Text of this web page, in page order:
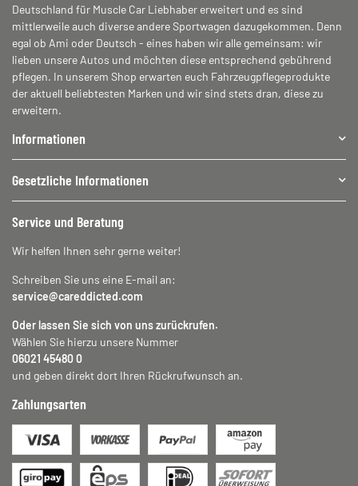
Deutschland für Muscle Car Liebhaber erweitert und es sind
mittlerweile auch diverse andere Sportwagen dazugekommen. Denn
egal ob Ami oder Deutsch - eines haben wir alle gemeinsam: wir
lieben unsere Autos und möchten diese entsprechend gebührend
pflegen. In unserem Shop erwarten euch Fahrzeugpflegeprodukte
der aktuell beliebtesten Marken und wir sind stets dran, diese zu
erweitern.
Informationen
Gesetzliche Informationen
Service und Beratung
Wir helfen Ihnen sehr gerne weiter!
Schreiben Sie uns eine E-mail an:
service@careddicted.com
Oder lassen Sie sich von uns zurückrufen.
Wählen Sie hierzu unsere Nummer
06021 45480 0
und geben direkt dort Ihren Rückrufwunsch an.
Zahlungsarten